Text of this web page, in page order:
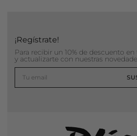
¡Regístrate!
Para recibir un 10% de descuento
y actualizarte con nuestras